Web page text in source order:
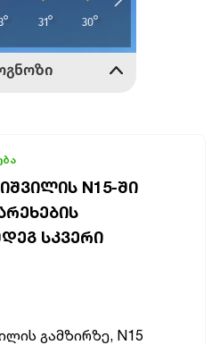
N15-ᲨᲘ
ᲡᲙᲕᲔᲠᲘ
გამზირზე, N15